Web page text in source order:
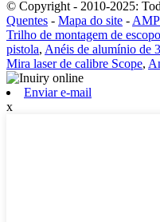
© Copyright - 2010-2025:
Quentes - Mapa do site -
Trilho de montagem de
pistola, Anéis de alumínio de
Mira laser de calibre Scope,
Enviar e-mail
x